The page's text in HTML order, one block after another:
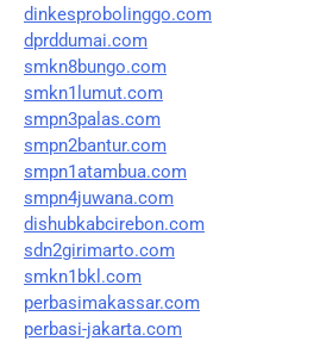
dinkesprobolinggo.com
dprddumai.com
smkn8bungo.com
smkn1lumut.com
smpn3palas.com
smpn2bantur.com
smpn1atambua.com
smpn4juwana.com
dishubkabcirebon.com
sdn2girimarto.com
smkn1bkl.com
perbasimakassar.com
perbasi-jakarta.com